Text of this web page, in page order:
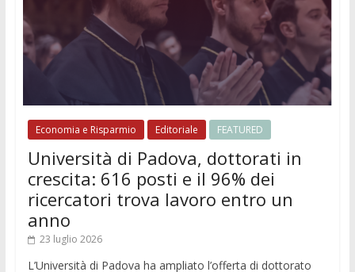
Economia e Risparmio Editoriale FEATURED
Università di Padova, dottorati in
crescita: 616 posti e il 96% dei
ricercatori trova lavoro entro un
anno
23 luglio 2026
L’Università di Padova ha ampliato l’offerta di dottorato